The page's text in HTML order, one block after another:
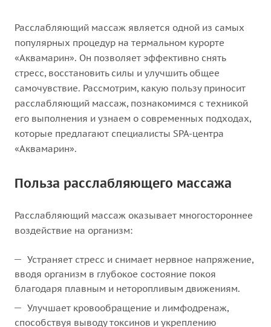
Расслабляющий массаж является одной из самых
популярных процедур на термальном курорте
«Аквамарин». Он позволяет эффективно снять
стресс, восстановить силы и улучшить общее
самочувствие. Рассмотрим, какую пользу приносит
расслабляющий массаж, познакомимся с техникой
его выполнения и узнаем о современных подходах,
которые предлагают специалисты SPA-центра
«Аквамарин».
Польза расслабляющего массажа
Расслабляющий массаж оказывает многостороннее
воздействие на организм:
Устраняет стресс и снимает нервное напряжение,
вводя организм в глубокое состояние покоя
благодаря плавным и неторопливым движениям.
Улучшает кровообращение и лимфодренаж,
способствуя выводу токсинов и укреплению